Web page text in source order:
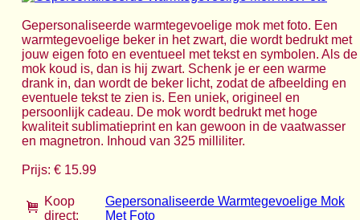
Gepersonaliseerde warmtegevoelige mok met foto. Een
warmtegevoelige beker in het zwart, die wordt bedrukt met
jouw eigen foto en eventueel met tekst en symbolen. Als de
mok koud is, dan is hij zwart. Schenk je er een warme
drank in, dan wordt de beker licht, zodat de afbeelding en
eventuele tekst te zien is. Een uniek, origineel en
persoonlijk cadeau. De mok wordt bedrukt met hoge
kwaliteit sublimatieprint en kan gewoon in de vaatwasser
en magnetron. Inhoud van 325 milliliter.
Prijs: € 15.99
Koop
direct:
Gepersonaliseerde Warmtegevoelige Mok
Met Foto